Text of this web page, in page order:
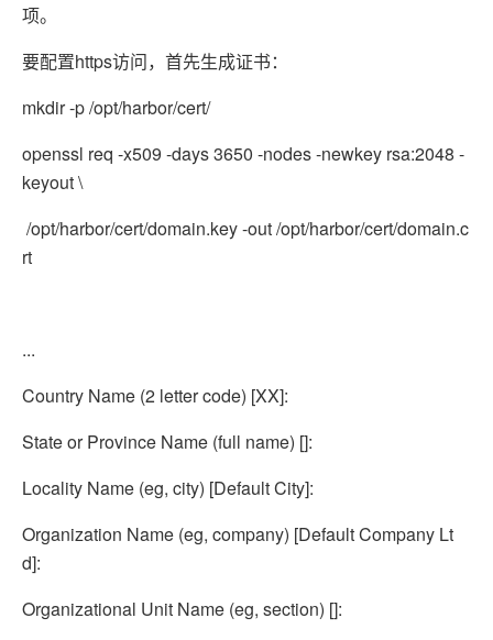
项。
要配置https访问，首先生成证书：
mkdir -p /opt/harbor/cert/
openssl req -x509 -days 3650 -nodes -newkey rsa:2048 -
keyout \
/opt/harbor/cert/domain.key -out /opt/harbor/cert/domain.c
rt
...
Country Name (2 letter code) [XX]:
State or Province Name (full name) []:
Locality Name (eg, city) [Default City]:
Organization Name (eg, company) [Default Company Lt
d]:
Organizational Unit Name (eg, section) []: